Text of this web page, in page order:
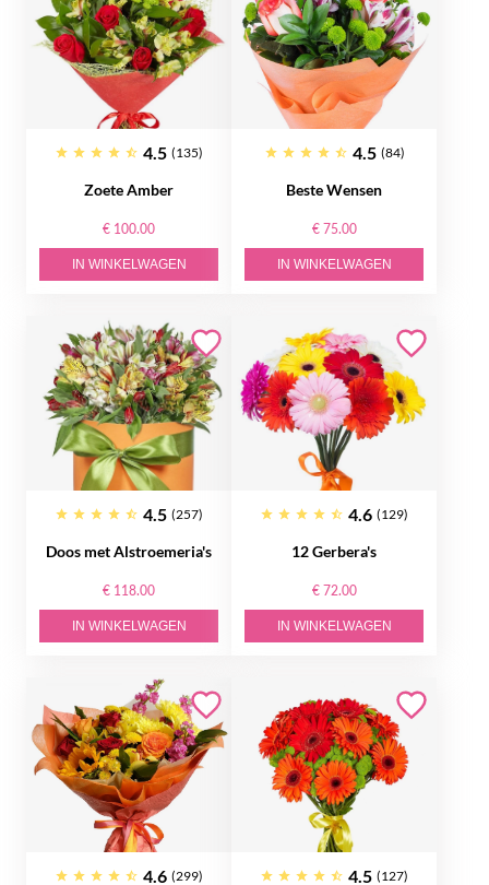
4.5 (135)
Zoete Amber
€ 100.00
IN WINKELWAGEN
4.5 (84)
Beste Wensen
€ 75.00
IN WINKELWAGEN
4.5 (257)
Doos met Alstroemeria's
€ 118.00
IN WINKELWAGEN
4.6 (129)
12 Gerbera's
€ 72.00
IN WINKELWAGEN
4.6 (299) 4.5 (127)